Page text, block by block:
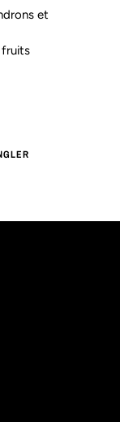
et
fruits